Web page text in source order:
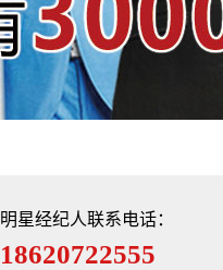
明星经纪人联系电话：
18620722555